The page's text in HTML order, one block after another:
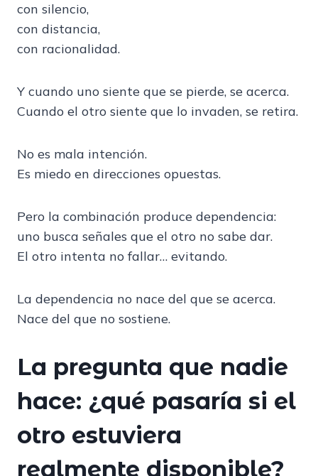
con silencio,
con distancia,
con racionalidad.
Y cuando uno siente que se pierde, se acerca.
Cuando el otro siente que lo invaden, se retira.
No es mala intención.
Es miedo en direcciones opuestas.
Pero la combinación produce dependencia:
uno busca señales que el otro no sabe dar.
El otro intenta no fallar… evitando.
La dependencia no nace del que se acerca.
Nace del que no sostiene.
La pregunta que nadie
hace: ¿qué pasaría si el
otro estuviera
realmente disponible?